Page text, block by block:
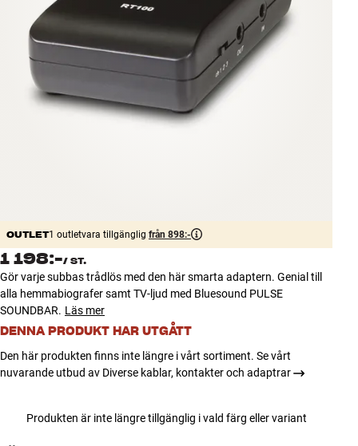
Tillbehör
INSPIRATION
MÄRKEN
Kundtjänst
Logga in
Kundtjänst
Bygg med ljud
Företag
OUTLET1 outletvara tillgänglig från 898:-
1 198:-/ ST.
Gör varje subbas trådlös med den här smarta adaptern. Genial till
alla hemmabiografer samt TV-ljud med Bluesound PULSE
SOUNDBAR. Läs mer
DENNA PRODUKT HAR UTGÅTT
Den här produkten finns inte längre i vårt sortiment. Se vårt
nuvarande utbud av Diverse kablar, kontakter och adaptrar
Produkten är inte längre tillgänglig i vald färg eller variant